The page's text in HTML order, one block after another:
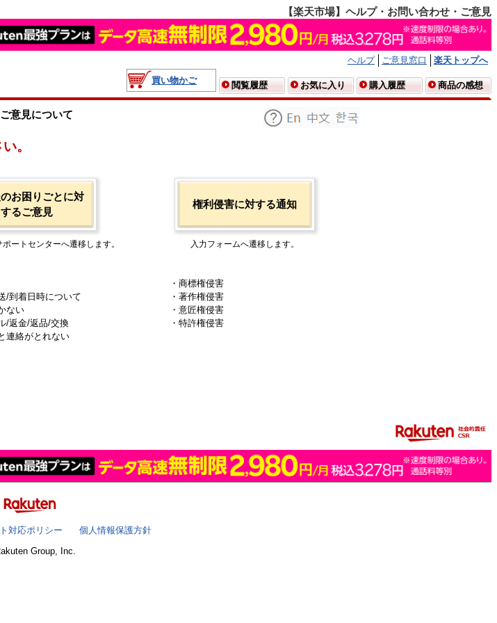
【楽天市場】ヘルプ・お問い合わせ・ご意見
ヘルプ ご意見窓口
楽天トップへ
買い物かご
閲覧履歴 お気に入り 購入履歴 商品の感想
意見について
。
お困りごとに対
するご意見
ートセンターへ遷移します。
/到着日時について
ない
/返金/返品/交換
連絡がとれない
権利侵害に対する通知
入力フォームへ遷移します。
・商標権侵害
・著作権侵害
・意匠権侵害
・特許権侵害
対応ポリシー
個人情報保護方針
Group, Inc.